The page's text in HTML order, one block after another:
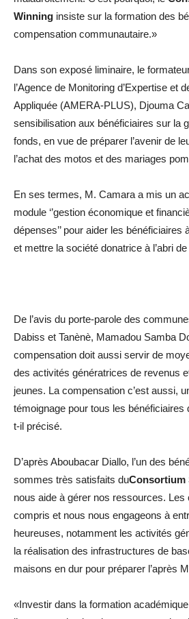
Winning insiste sur la formation des
compensation communautaire.»
Dans son exposé liminaire, le
l’Agence de Monitoring d’Expertise et
Appliquée (AMERA-PLUS), Djouma
sensibilisation aux bénéficiaires sur la
fonds, en vue de préparer l’avenir de
l’achat des motos et des mariages
En ses termes, M. Camara a mis un
module ‘’gestion économique et
dépenses’’ pour aider les
et mettre la société donatrice à l’abri
De l’avis du porte-parole des
Dabiss et Tanènè, Mamadou Samba
compensation doit aussi servir de
des activités génératrices de revenus
jeunes. La compensation c’est aussi,
témoignage pour tous les
t-il précisé.
D’après Aboubacar Diallo, l’un des
sommes très satisfaits duConsortium
nous aide à gérer nos ressources. Les
compris et nous nous engageons à
heureuses, notamment les activités
la réalisation des infrastructures de
maisons en dur pour préparer l’après
«Investir dans la formation